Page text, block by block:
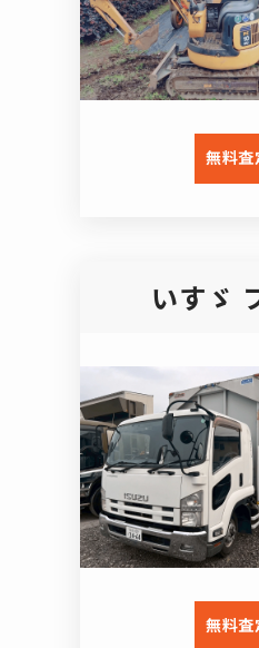
無料査
いすゞ
無料査